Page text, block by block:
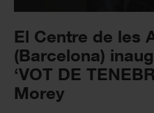
El Centre de les
(Barcelona)
‘VOT DE
Morey